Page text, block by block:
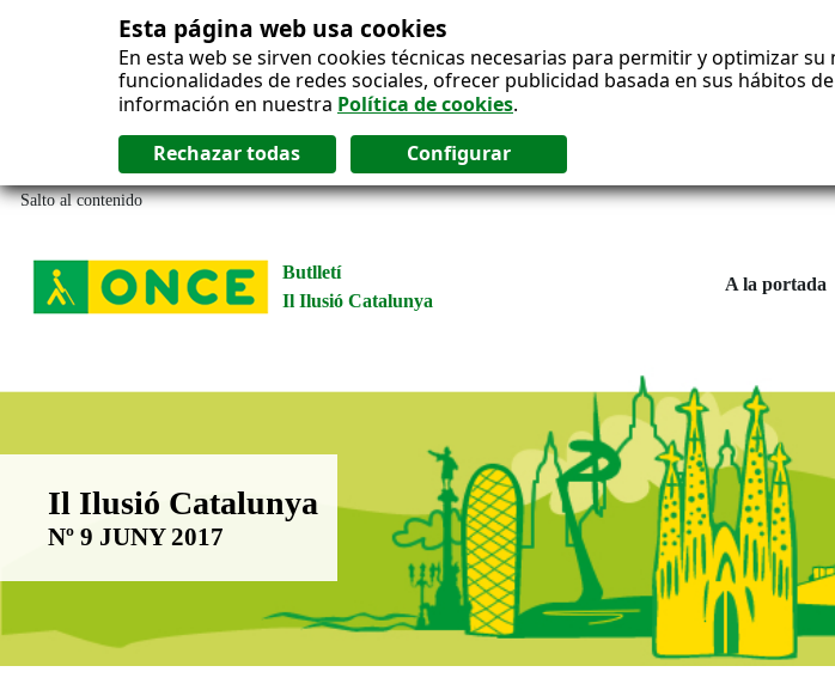
Esta página web usa cookies
En esta web se sirven cookies técnicas necesarias para permitir y optimizar
funcionalidades de redes sociales, ofrecer publicidad basada en sus hábitos
información en nuestra Política de cookies.
Salto al contenido
Butlletí
Il Ilusió Catalunya
A la portada
Boletín Il·lusió Catalunya
Il Ilusió Catalunya
Nº 9 JUNY 2017